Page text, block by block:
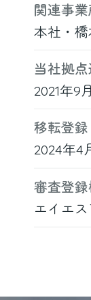
関連事業
本社・
当社拠
2021年9
移転登録
2024年4
審査登録
エイエ